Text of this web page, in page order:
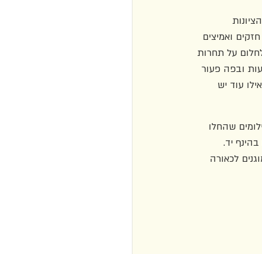
ואמיצים
על תחרות
ובפה פעור
עוד יש
שהחלו
יד.
לכאורה